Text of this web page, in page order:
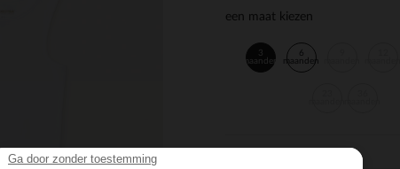
Ga door zonder toestemming
een maat kiezen
3
maanden
6
maanden